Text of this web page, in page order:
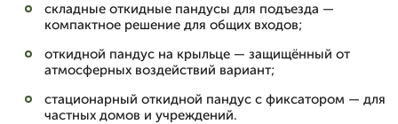
складные откидные пандусы для подъезда —
компактное решение для общих входов;
откидной пандус на крыльце — защищённый от
атмосферных воздействий вариант;
стационарный откидной пандус с фиксатором — для
частных домов и учреждений.